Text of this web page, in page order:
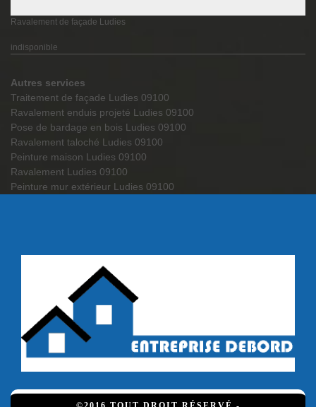
Ravalement de façade Ludies
indisponible
Autres services
Traitement de façade Ludies 09100
Ravalement enduis projeté Ludies 09100
Pose de bardage en bois Ludies 09100
Ravalement taloché Ludies 09100
Peinture maison Ludies 09100
Ravalement Ludies 09100
Peinture mur extérieur Ludies 09100